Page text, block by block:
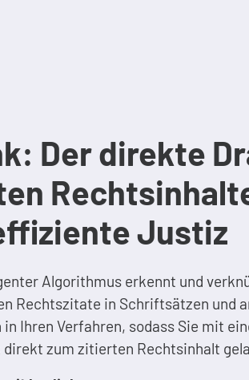
Der direkte
Justiz
Algorithmus erkennt und
Rechtszitate in Schriftsätzen und
in Ihren Verfahren, sodass Sie mit
zum zitierten Rechtsinhalt